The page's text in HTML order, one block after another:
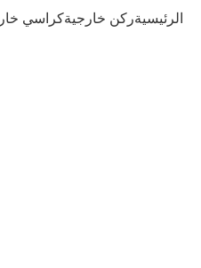
الرئيسيةركن خارجيةكراسي